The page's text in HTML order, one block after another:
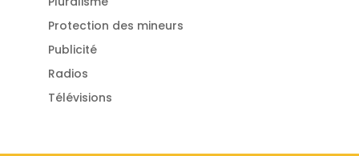
Protection des mineurs
Publicité
Radios
Télévisions